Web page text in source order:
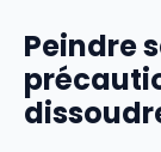
Peindre